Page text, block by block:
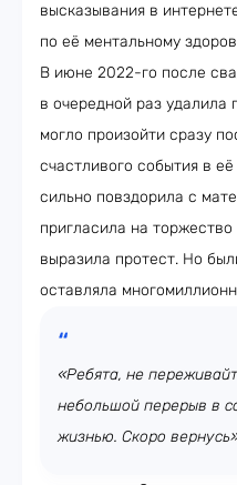
высказывания в
по её ментальному
В июне 2022-го после
в очередной раз удалила
могло произойти сразу
счастливого события в
сильно повздорила с
пригласила на
выразила протест. Но
оставляла
«Ребята, не
небольшой перерыв в
жизнью. Скоро